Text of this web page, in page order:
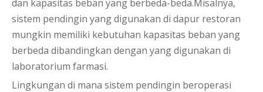
dan kapasitas beban yang berbeda-beda.Misalnya,
sistem pendingin yang digunakan di dapur restoran
mungkin memiliki kebutuhan kapasitas beban yang
berbeda dibandingkan dengan yang digunakan di
laboratorium farmasi.
Lingkungan di mana sistem pendingin beroperasi